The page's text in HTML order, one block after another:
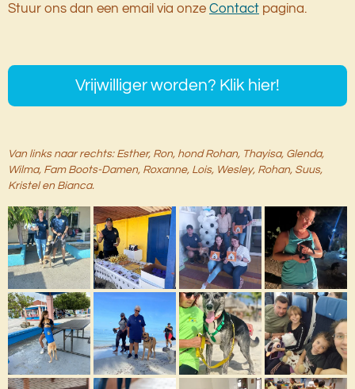
Stuur ons dan een email via onze Contact pagina.
Vrijwilliger worden? Klik hier!
Van links naar rechts: Esther, Ron, hond Rohan, Thayisa, Glenda,
Wilma, Fam Boots-Damen, Roxanne, Lois, Wesley, Rohan, Suus,
Kristel en Bianca.